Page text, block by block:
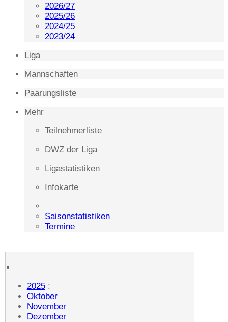
2026/27
2025/26
2024/25
2023/24
Liga
Mannschaften
Paarungsliste
Mehr
Teilnehmerliste
DWZ der Liga
Ligastatistiken
Infokarte
Saisonstatistiken
Termine
2025:
Oktober
November
Dezember